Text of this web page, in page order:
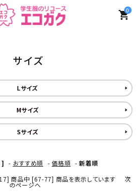
0
shopping_cart
サイズ
Lサイズ
Mサイズ
Sサイズ
] - おすすめ順 -価格順 -新着順
商品中 [67-77] 商品を表示しています 次
のページへ